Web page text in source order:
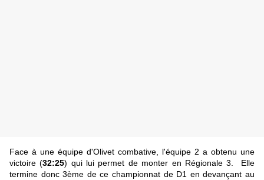
Face à une équipe d'Olivet combative, l'équipe 2 a obtenu une
victoire (32:25) qui lui permet de monter en Régionale 3.
Elle
termine donc 3ème de ce championnat de D1 en devançant au